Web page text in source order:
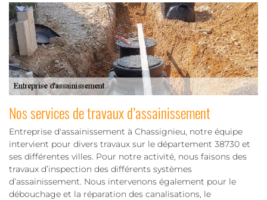
Nos services de travaux d’assainissement
Entreprise d'assainissement à Chassignieu, notre équipe
intervient pour divers travaux sur le département 38730 et
ses différentes villes. Pour notre activité, nous faisons des
travaux d’inspection des différents systèmes
d’assainissement. Nous intervenons également pour le
débouchage et la réparation des canalisations, le